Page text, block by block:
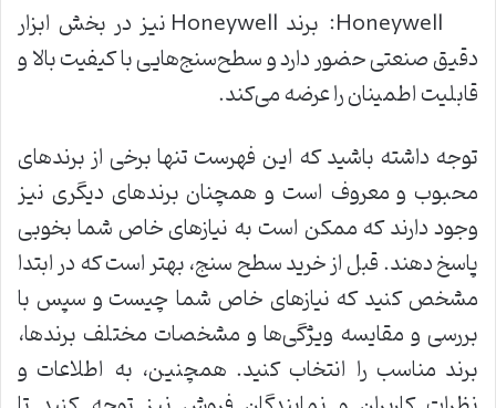
Honeywell: برند Honeywell نیز در بخش ابزار
دقیق صنعتی حضور دارد و سطح‌سنج‌هایی با کیفیت بالا و
قابلیت اطمینان را عرضه می‌کند.
توجه داشته باشید که این فهرست تنها برخی از برندهای
محبوب و معروف است و همچنان برندهای دیگری نیز
وجود دارند که ممکن است به نیازهای خاص شما بخوبی
پاسخ دهند. قبل از خرید سطح‌ سنج، بهتر است که در ابتدا
مشخص کنید که نیازهای خاص شما چیست و سپس با
بررسی و مقایسه ویژگی‌ها و مشخصات مختلف برندها،
برند مناسب را انتخاب کنید. همچنین، به اطلاعات و